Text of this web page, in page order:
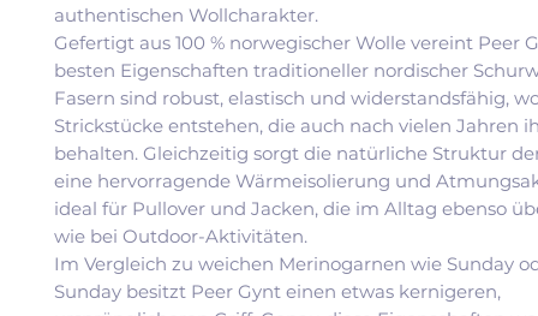
authentischen Wollcharakter.
Gefertigt aus 100 % norwegischer Wolle vereint Peer
besten Eigenschaften traditioneller nordischer
Fasern sind robust, elastisch und widerstandsfähig,
Strickstücke entstehen, die auch nach vielen Jahren
behalten. Gleichzeitig sorgt die natürliche Struktur
eine hervorragende Wärmeisolierung und
ideal für Pullover und Jacken, die im Alltag ebenso
wie bei Outdoor-Aktivitäten.
Im Vergleich zu weichen Merinogarnen wie Sunday
Sunday besitzt Peer Gynt einen etwas kernigeren,